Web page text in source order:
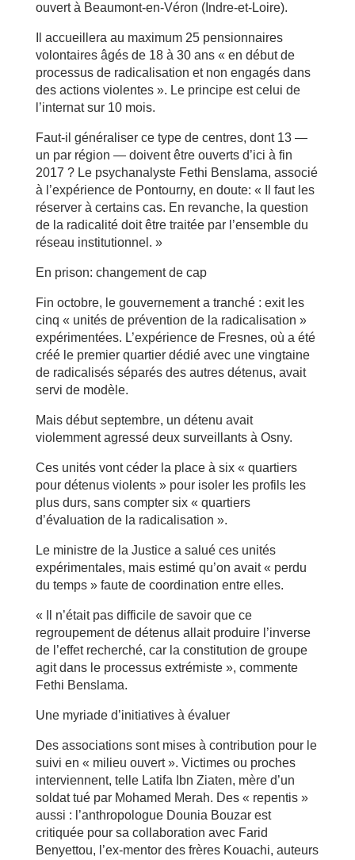
ouvert à Beaumont-en-Véron (Indre-et-Loire).
Il accueillera au maximum 25 pensionnaires
volontaires âgés de 18 à 30 ans « en début de
processus de radicalisation et non engagés dans
des actions violentes ». Le principe est celui de
l’internat sur 10 mois.
Faut-il généraliser ce type de centres, dont 13 —
un par région — doivent être ouverts d’ici à fin
2017 ? Le psychanalyste Fethi Benslama, associé
à l’expérience de Pontourny, en doute: « Il faut les
réserver à certains cas. En revanche, la question
de la radicalité doit être traitée par l’ensemble du
réseau institutionnel. »
En prison: changement de cap
Fin octobre, le gouvernement a tranché : exit les
cinq « unités de prévention de la radicalisation »
expérimentées. L’expérience de Fresnes, où a été
créé le premier quartier dédié avec une vingtaine
de radicalisés séparés des autres détenus, avait
servi de modèle.
Mais début septembre, un détenu avait
violemment agressé deux surveillants à Osny.
Ces unités vont céder la place à six « quartiers
pour détenus violents » pour isoler les profils les
plus durs, sans compter six « quartiers
d’évaluation de la radicalisation ».
Le ministre de la Justice a salué ces unités
expérimentales, mais estimé qu’on avait « perdu
du temps » faute de coordination entre elles.
« Il n’était pas difficile de savoir que ce
regroupement de détenus allait produire l’inverse
de l’effet recherché, car la constitution de groupe
agit dans le processus extrémiste », commente
Fethi Benslama.
Une myriade d’initiatives à évaluer
Des associations sont mises à contribution pour le
suivi en « milieu ouvert ». Victimes ou proches
interviennent, telle Latifa Ibn Ziaten, mère d’un
soldat tué par Mohamed Merah. Des « repentis »
aussi : l’anthropologue Dounia Bouzar est
critiquée pour sa collaboration avec Farid
Benyettou, l’ex-mentor des frères Kouachi, auteurs